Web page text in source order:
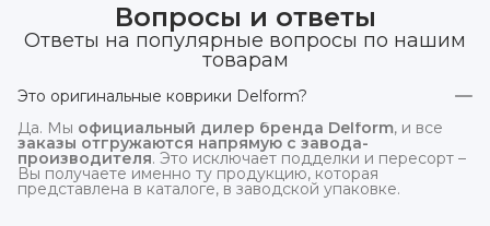
Вопросы и ответы
Ответы на популярные вопросы по нашим
товарам
Это оригинальные коврики Delform?
Да. Мы официальный дилер бренда Delform, и все
заказы отгружаются напрямую с завода-
производителя. Это исключает подделки и пересорт –
Вы получаете именно ту продукцию, которая
представлена в каталоге, в заводской упаковке.